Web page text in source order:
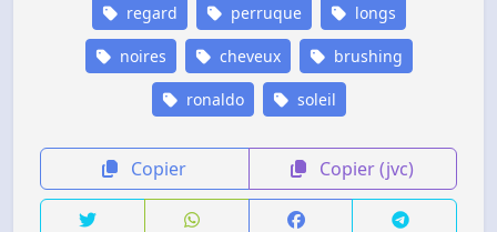
regard perruque longs
noires cheveux brushing
ronaldo soleil
Copier Copier (jvc)